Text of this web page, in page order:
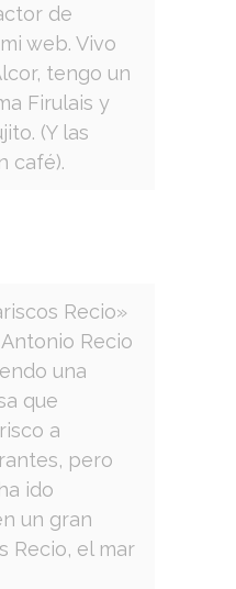
de
web. Vivo
tengo un
Firulais y
(Y las
café).
Recio»
Recio
una
que
a
pero
ido
un gran
Recio, el mar